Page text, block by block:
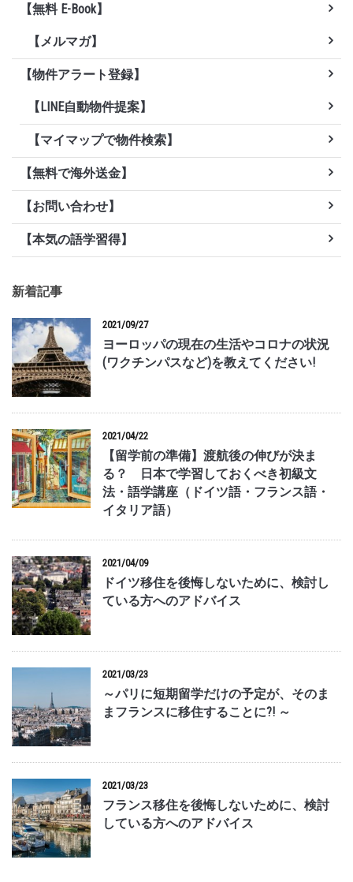
【無料 E-Book】
【メルマガ】
【物件アラート登録】
【LINE自動物件提案】
【マイマップで物件検索】
【無料で海外送金】
【お問い合わせ】
【本気の語学習得】
新着記事
2021/09/27
ヨーロッパの現在の生活やコロナの状況
(ワクチンパスなど)を教えてください!
2021/04/22
【留学前の準備】渡航後の伸びが決ま
る？ 日本で学習しておくべき初級文
法・語学講座（ドイツ語・フランス語・
イタリア語）
2021/04/09
ドイツ移住を後悔しないために、検討し
ている方へのアドバイス
2021/03/23
～パリに短期留学だけの予定が、そのま
まフランスに移住することに?! ～
2021/03/23
フランス移住を後悔しないために、検討
している方へのアドバイス